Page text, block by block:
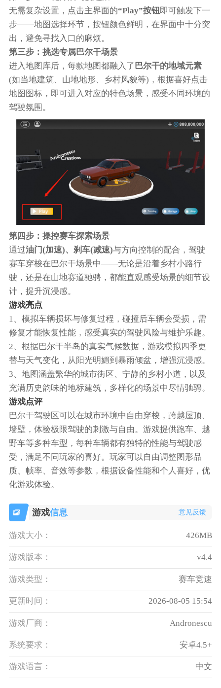
无需复杂设置，点击主界面的“Play”按钮即可触发下一
步——地图选择环节，按钮颜色鲜明，在界面中十分突
出，避免寻找入口的麻烦。
第三步：挑选专属巴尔干场景
进入地图库后，每款地图都融入了 巴尔干的地域元素
(如当地建筑、山地地形、乡村风貌等)，根据喜好点击
地图图标，即可进入对应的特色场景，感受不同环境的
驾驶氛围。
第四步：操控赛车探索场景
通过油门(加速)、刹车(减速)与方向控制的配合，驾驶
赛车穿梭在巴尔干场景中——无论是沿着乡村小路行
驶，还是在山地赛道驰骋，都能直观感受场景的细节设
计，提升沉浸感。
游戏亮点
1、模拟车辆损坏与修复过程，碰撞后车辆会受损，需
修复才能恢复性能，感受真实的驾驶风险与维护乐趣。
2、根据巴尔干半岛的真实气候数据，游戏模拟四季更
替与天气变化，从阳光明媚到暴雨倾盆，增强沉浸感。
3、地图涵盖繁华的城市街区、宁静的乡村小道，以及
充满历史韵味的地标建筑，多样化的场景中尽情驰骋。
游戏点评
巴尔干驾驶区可以在城市环境中自由穿梭，跨越屋顶、
墙壁，体验极限驾驶的刺激与自由。游戏提供跑车、越
野车等多种车型，每种车辆都有独特的性能与驾驶感
受，满足不同玩家的喜好。玩家可以自由调整图形品
质、帧率、音效等参数，根据设备性能和个人喜好，优
化游戏体验。
游戏信息 意见反馈
游戏大小： 426MB
游戏版本： v4.4
游戏类型： 赛车竞速
更新时间： 2026-08-05 15:54
游戏厂商： Andronescu
系统要求： 安卓4.5+
游戏语言： 中文